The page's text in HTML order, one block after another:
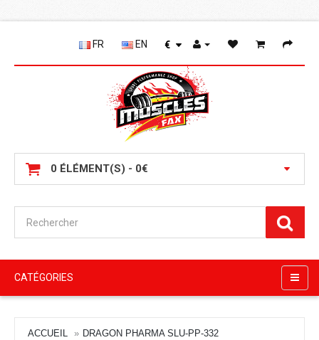
FR EN €
0 ÉLÉMENT(S) - 0€
CATÉGORIES
ACCUEIL DRAGON PHARMA SLU-PP-332